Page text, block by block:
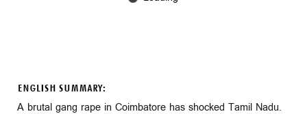
ENGLISH SUMMARY:
A brutal gang rape in Coimbatore has shocked Tamil Nadu.